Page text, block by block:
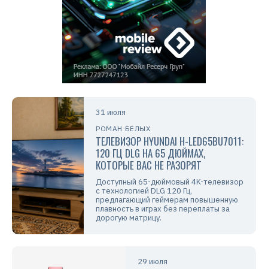
31 июля
РОМАН БЕЛЫХ
ТЕЛЕВИЗОР HYUNDAI H-LED65BU7011:
120 ГЦ DLG НА 65 ДЮЙМАХ,
КОТОРЫЕ ВАС НЕ РАЗОРЯТ
Доступный 65-дюймовый 4K-телевизор
с технологией DLG 120 Гц,
предлагающий геймерам повышенную
плавность в играх без переплаты за
дорогую матрицу.
29 июля